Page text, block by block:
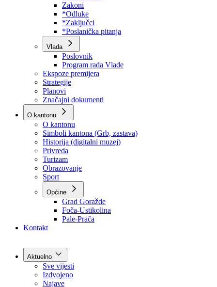
Poslovnik
Program rada Skupštine
Budžet 2026
Zakoni
*Odluke
*Zaključci
*Poslanička pitanja
Vlada
Poslovnik
Program rada Vlade
Ekspoze premijera
Strategije
Planovi
Značajni dokumenti
O kantonu
O kantonu
Simboli kantona (Grb, zastava)
Historija (digitalni muzej)
Privreda
Turizam
Obrazovanje
Sport
Općine
Kontakt
Aktuelno